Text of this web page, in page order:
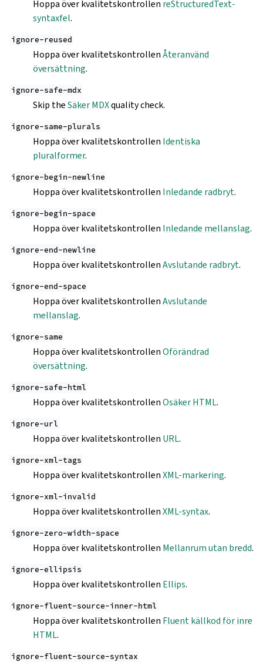
Hoppa över kvalitetskontrollen reStructuredText-
syntaxfel.
ignore-reused
Hoppa över kvalitetskontrollenÅteranvänd
översättning.
ignore-safe-mdx
Skip theSäker MDXquality check.
ignore-same-plurals
Hoppa över kvalitetskontrollen Identiska
pluralformer.
ignore-begin-newline
Hoppa över kvalitetskontrollen Inledande radbryt.
ignore-begin-space
Hoppa över kvalitetskontrollen Inledande mellanslag.
ignore-end-newline
Hoppa över kvalitetskontrollenAvslutande radbryt.
ignore-end-space
Hoppa över kvalitetskontrollenAvslutande
mellanslag.
ignore-same
Hoppa över kvalitetskontrollenOförändrad
översättning.
ignore-safe-html
Hoppa över kvalitetskontrollenOsäker HTML.
ignore-url
Hoppa över kvalitetskontrollen URL.
ignore-xml-tags
Hoppa över kvalitetskontrollenXML-markering.
ignore-xml-invalid
Hoppa över kvalitetskontrollenXML-syntax.
ignore-zero-width-space
Hoppa över kvalitetskontrollen Mellanrum utan bredd.
ignore-ellipsis
Hoppa över kvalitetskontrollen Ellips.
ignore-fluent-source-inner-html
Hoppa över kvalitetskontrollen Fluent källkod för inre
HTML.
ignore-fluent-source-syntax